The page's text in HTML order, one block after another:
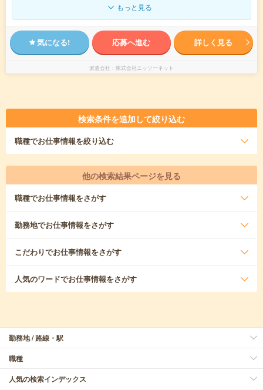
もっと見る
気になる! 応募へ進む 詳しく見る
派遣会社 株式会社ニッソーネット
検索条件を追加して絞り込む
職種でお仕事情報を絞り込む
他の検索結果ページを見る
職種でお仕事情報をさがす
勤務地でお仕事情報をさがす
こだわりでお仕事情報をさがす
人気のワードでお仕事情報をさがす
勤務地 / 路線・駅
職種
人気の検索インデックス